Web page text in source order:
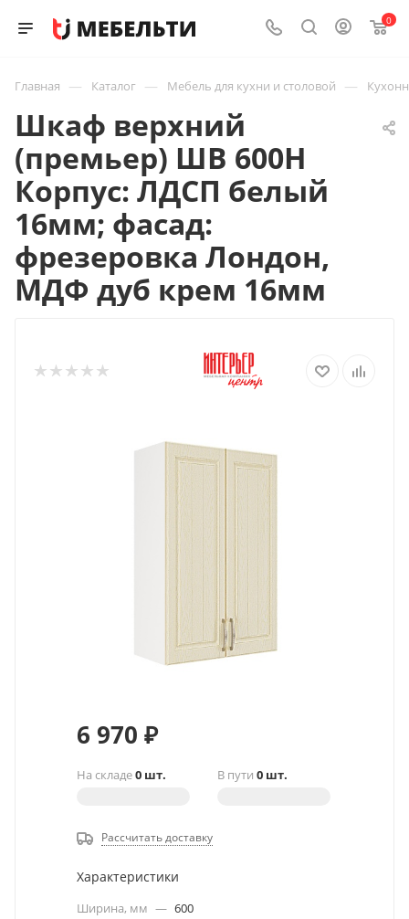
0
Главная — Каталог — Мебель для кухни и столовой —
Шкаф верхний
(премьер) ШВ 600Н
Корпус: ЛДСП белый
16мм; фасад:
фрезеровка Лондон,
МДФ дуб крем 16мм
6 970 ₽
На складе0 шт. В пути 0 шт.
Рассчитать доставку
Характеристики
Ширина, мм — 600